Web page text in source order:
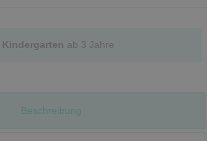
ab 3 Jahre
Beschreibung